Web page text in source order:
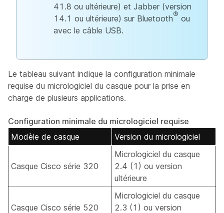
41.8 ou ultérieure) et Jabber (version
14.1 ou ultérieure) sur Bluetooth® ou
avec le câble USB.
Le tableau suivant indique la configuration minimale
requise du micrologiciel du casque pour la prise en
charge de plusieurs applications.
Configuration minimale du micrologiciel requise
Modèle de casque
Version du micrologiciel
Casque Cisco série 320
Micrologiciel du casque
2.4 (1) ou version
ultérieure
Casque Cisco série 520
Micrologiciel du casque
2.3 (1) ou version